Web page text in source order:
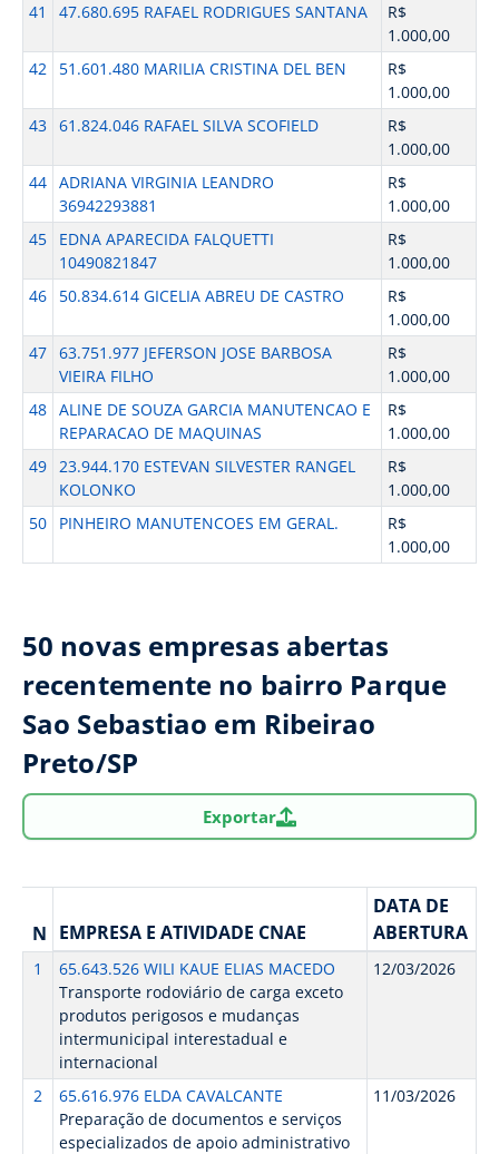
41
47.680.695 RAFAEL RODRIGUES SANTANA
R$
1.000,00
42
51.601.480 MARILIA CRISTINA DEL BEN
R$
1.000,00
43 61.824.046 RAFAEL SILVA SCOFIELD
R$
1.000,00
44 ADRIANA VIRGINIA LEANDRO
36942293881
R$
1.000,00
45
EDNA APARECIDA FALQUETTI
10490821847
R$
1.000,00
46
50.834.614 GICELIA ABREU DE CASTRO
R$
1.000,00
47 63.751.977 JEFERSON JOSE BARBOSA
VIEIRA FILHO
R$
1.000,00
48 ALINE DE SOUZA GARCIA MANUTENCAO E
REPARACAO DE MAQUINAS
R$
1.000,00
49 23.944.170 ESTEVAN SILVESTER RANGEL
KOLONKO
R$
1.000,00
50
PINHEIRO MANUTENCOES EM GERAL.
R$
1.000,00
50 novas empresas abertas
recentemente no bairro Parque
Sao Sebastiao em Ribeirao
Preto/SP
Exportar
N EMPRESA E ATIVIDADE CNAE
DATA DE
ABERTURA
1
65.643.526 WILI KAUE ELIAS MACEDO
Transporte rodoviário de carga exceto
produtos perigosos e mudanças
intermunicipal interestadual e
internacional
12/03/2026
2
65.616.976 ELDA CAVALCANTE
Preparação de documentos e serviços
especializados de apoio administrativo
11/03/2026